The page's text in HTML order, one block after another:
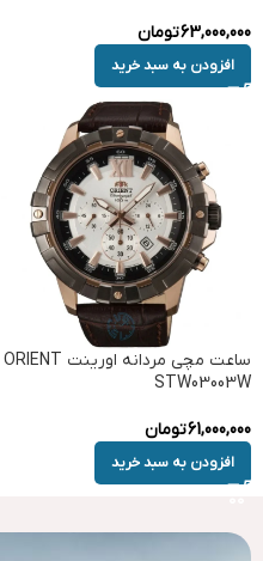
63,000,000تومان
افزودن به سبد خرید
ساعت مچی مردانه اورینت ORIENT
STW03003W
61,000,000تومان
افزودن به سبد خرید